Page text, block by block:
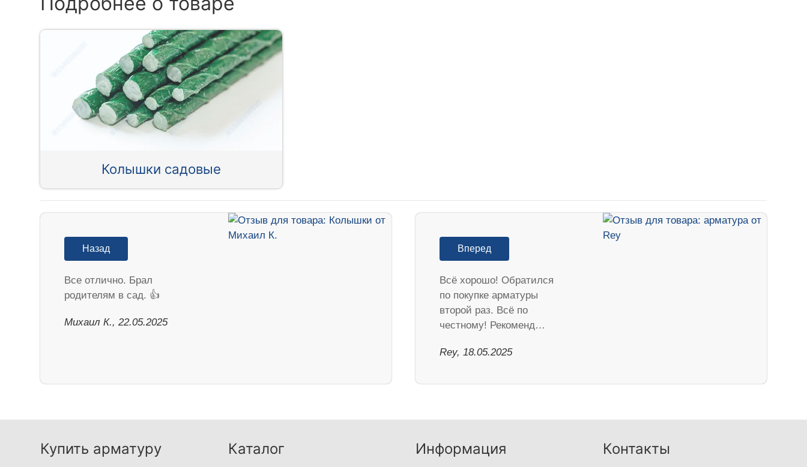
Колышки садовые
Назад
Все отлично. Брал
родителям в сад. 👍
Михаил К., 22.05.2025
Вперед
Всё хорошо! Обратился
по покупке арматуры
второй раз. Всё по
честному! Рекоменд…
Rey, 18.05.2025
Купить арматуру Каталог Информация Контакты